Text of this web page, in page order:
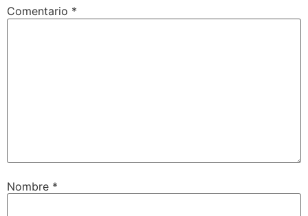
Comentario *
Nombre *